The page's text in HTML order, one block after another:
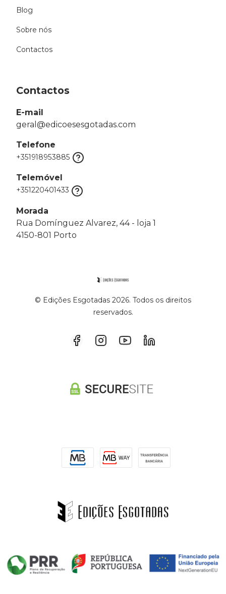
© Edições Esgotadas 2026. Todos os direitos
reservados.
Blog
Sobre nós
Contactos
Contactos
E-mail
geral@edicoesesgotadas.com
Telefone
+351918953885
Telemóvel
+351220401433
Morada
Rua Domínguez Alvarez, 44 - loja 1
4150-801 Porto